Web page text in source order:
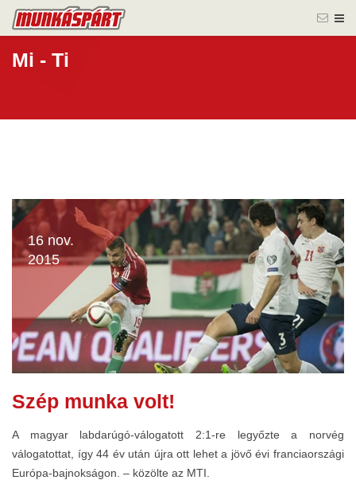
Mi - Ti
16 nov.
2015
Szép munka volt!
A magyar labdarúgó-válogatott 2:1-re legyőzte a norvég
válogatottat, így 44 év után újra ott lehet a jövő évi franciaországi
Európa-bajnokságon. – közölte az MTI.